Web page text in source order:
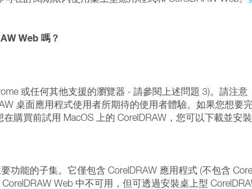
Web 嗎？
或任何其他支援的瀏覽器 - 請參閱上述問題 3)。請注意
桌面應用程式使用者所期待的使用者體驗。如果您想要
購買前試用 MacOS 上的 CorelDRAW，您可以下載並安
功能的子集。它僅包含 CorelDRAW 應用程式 (不包含
Web 中不可用，但可透過安裝桌上型